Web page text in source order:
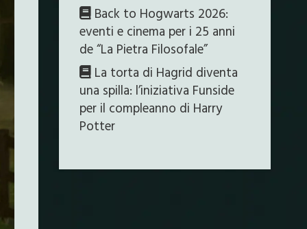
Back to Hogwarts 2026:
eventi e cinema per i 25 anni
de “La Pietra Filosofale”
La torta di Hagrid diventa
una spilla: l’iniziativa Funside
per il compleanno di Harry
Potter